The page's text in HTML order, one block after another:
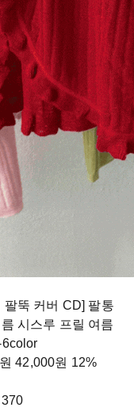
팔뚝 커버 CD] 팔통
시스루 프릴 여름
42,000원 12%